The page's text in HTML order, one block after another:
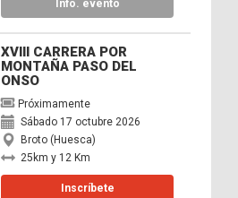
Info. evento
XVIII CARRERA POR
MONTAÑA PASO DEL
ONSO
Próximamente
Sábado 17 octubre 2026
Broto (Huesca)
25km y 12 Km
Inscríbete